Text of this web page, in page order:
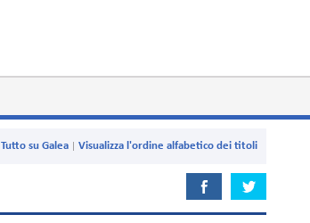
Visualizza l'ordine alfabetico dei titoli
Tutto su Galea